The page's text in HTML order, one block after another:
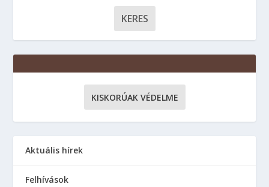
KISKORÚAK VÉDELME
Aktuális hírek
Felhívások